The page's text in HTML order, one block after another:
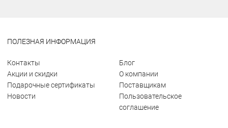
ПОЛЕЗНАЯ ИНФОРМАЦИЯ
Контакты
Акции и скидки
Подарочные сертификаты
Новости
Блог
О компании
Поставщикам
Пользовательское
соглашение